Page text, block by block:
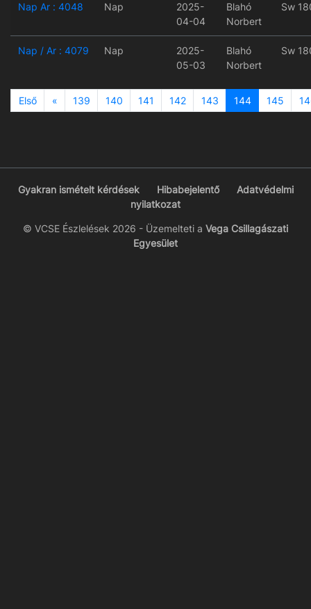
Nap Ar : 4048 Nap
2025-
04-04
Blahó
Norbert
Sw
Nap / Ar : 4079 Nap
2025-
05-03
Blahó
Norbert
Sw
Első «Previous
139 140 141 142 143 144 145
Gyakran ismételt kérdések Hibabejelentő
Adatvédelmi
nyilatkozat
© VCSE Észlelések 2026 - Üzemelteti a Vega Csillagászati
Egyesület